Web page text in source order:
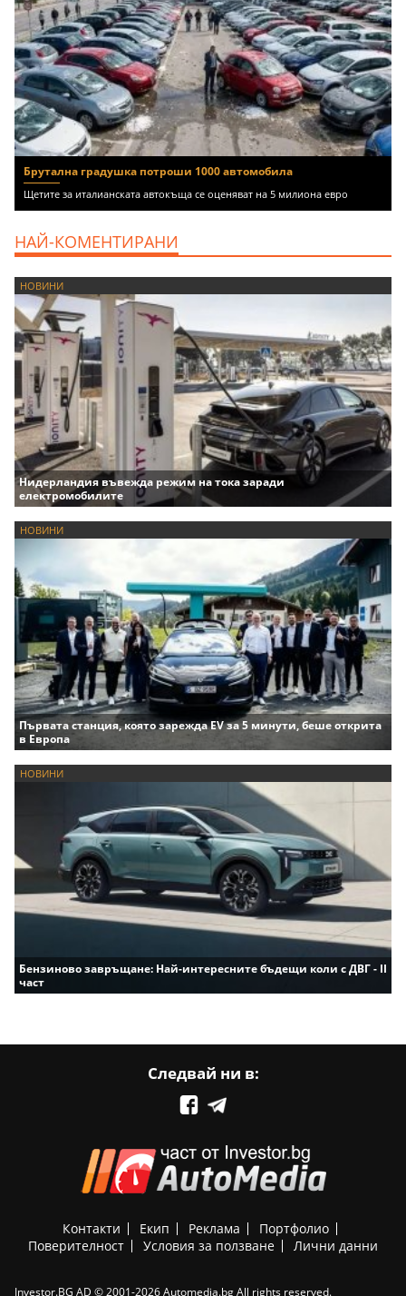
Брутална градушка потроши 1000 автомобила
Щетите за италианската автокъща се оценяват на 5 милиона евро
НАЙ-КОМЕНТИРАНИ
НОВИНИ
Нидерландия въвежда режим на тока заради
електромобилите
НОВИНИ
Първата станция, която зарежда EV за 5 минути, беше открита
в Европа
НОВИНИ
Бензиново завръщане: Най-интересните бъдещи коли с ДВГ - II
част
Следвай ни в:
Контакти Екип Реклама
Портфолио
Поверителност
Условия за ползване Лични данни
Investor.BG AD © 2001-2026 Automedia.bg All rights reserved.